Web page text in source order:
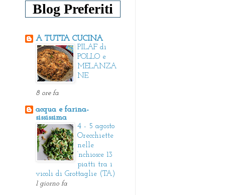
Blog Preferiti
A TUTTA CUCINA
PILAF di
POLLO e
MELANZA
NE
8 ore fa
acqua e farina-
sississima
4 - 5 agosto
Orecchiette
nelle
‘nchiosce 13
piatti tra i
vicoli di Grottaglie (TA)
1 giorno fa